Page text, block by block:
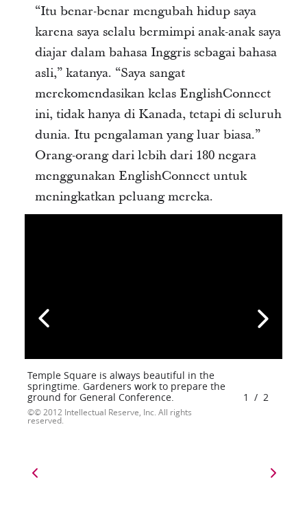
“Itu benar-benar mengubah hidup saya
karena saya selalu bermimpi anak-anak saya
diajar dalam bahasa Inggris sebagai bahasa
asli,” katanya. “Saya sangat
merekomendasikan kelas EnglishConnect
ini, tidak hanya di Kanada, tetapi di seluruh
dunia. Itu pengalaman yang luar biasa.”
Orang-orang dari lebih dari 180 negara
menggunakan EnglishConnect untuk
meningkatkan peluang mereka.
Temple Square is always beautiful in the
springtime. Gardeners work to prepare the
ground for General Conference.
© 2012 Intellectual Reserve, Inc. All rights
reserved.
1 / 2